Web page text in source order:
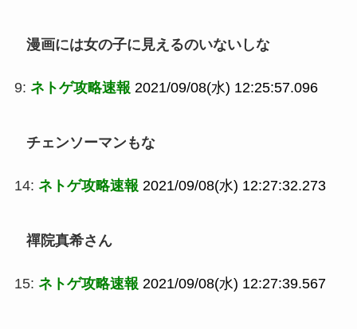
漫画には女の子に見えるのいないしな
9: ネトゲ攻略速報 2021/09/08(水) 12:25:57.096
チェンソーマンもな
14: ネトゲ攻略速報 2021/09/08(水) 12:27:32.273
禪院真希さん
15: ネトゲ攻略速報 2021/09/08(水) 12:27:39.567